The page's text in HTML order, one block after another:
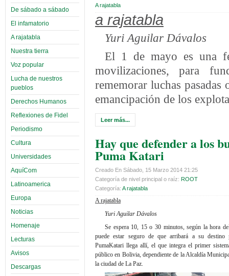
De sábado a sábado
El infamatorio
A rajatabla
Nuestra tierra
Voz popular
Lucha de nuestros
pueblos
Derechos Humanos
Reflexiones de Fidel
Periodismo
Cultura
Universidades
AquíCom
Latinoamerica
Europa
Noticias
Homenaje
Lecturas
Avisos
Descargas
A rajatabla
a rajatabla
Yuri Aguilar Dávalos
El 1 de mayo es una
movilizaciones, para
rememorar luchas
emancipación de los
Leer más...
Hay que defender a los
Puma Katari
Creado En Sábado, 15 Marzo 2014 21:25
Categoría de nivel principal o raíz: ROOT
Categoría: A rajatabla
A rajatabla
Yuri Aguilar Dávalos
Se espera 10, 15 o 30 minutos, según la hora
puede estar seguro de que arribará a su destino
PumaKatari llega allí, el que integra el primer
público en Bolivia, dependiente de la Alcaldía
la ciudad de La Paz.